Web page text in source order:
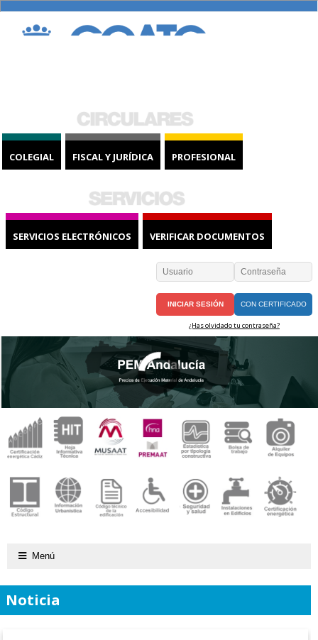
COLEGIAL FISCAL Y JURÍDICA PROFESIONAL
SERVICIOS ELECTRÓNICOS VERIFICAR DOCUMENTOS
CON CERTIFICADO
¿Has olvidado tu contraseña?
Menú
Noticia